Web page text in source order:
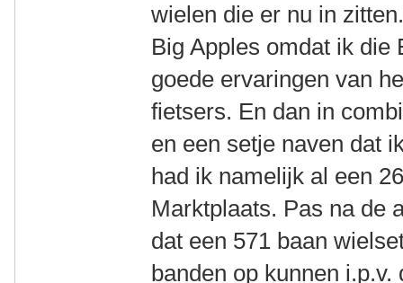
wielen die er nu in
Big Apples omdat ik
goede ervaringen van
fietsers. En dan in
en een setje naven dat
had ik namelijk al een
Marktplaats. Pas na de
dat een 571 baan
banden op kunnen